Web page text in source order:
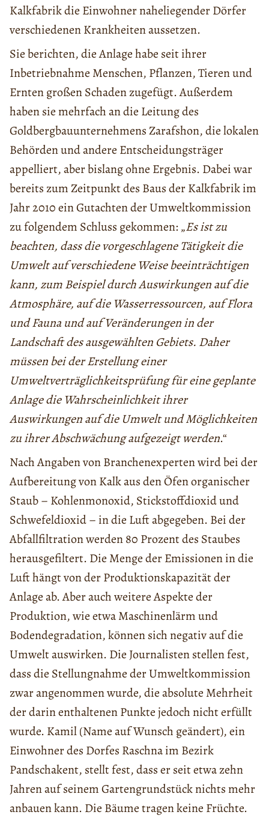
Kalkfabrik die Einwohner naheliegender Dörfer
verschiedenen Krankheiten aussetzen.
Sie berichten, die Anlage habe seit ihrer
Inbetriebnahme Menschen, Pflanzen, Tieren und
Ernten großen Schaden zugefügt. Außerdem
haben sie mehrfach an die Leitung des
Goldbergbauunternehmens Zarafshon, die lokalen
Behörden und andere Entscheidungsträger
appelliert, aber bislang ohne Ergebnis. Dabei war
bereits zum Zeitpunkt des Baus der Kalkfabrik im
Jahr 2010 ein Gutachten der Umweltkommission
zu folgendem Schluss gekommen: „Es ist zu
beachten, dass die vorgeschlagene Tätigkeit die
Umwelt auf verschiedene Weise beeinträchtigen
kann, zum Beispiel durch Auswirkungen auf die
Atmosphäre, auf die Wasserressourcen, auf Flora
und Fauna und auf Veränderungen in der
Landschaft des ausgewählten Gebiets. Daher
müssen bei der Erstellung einer
Umweltverträglichkeitsprüfung für eine geplante
Anlage die Wahrscheinlichkeit ihrer
Auswirkungen auf die Umwelt und Möglichkeiten
zu ihrer Abschwächung aufgezeigt werden.“
Nach Angaben von Branchenexperten wird bei der
Aufbereitung von Kalk aus den Öfen organischer
Staub – Kohlenmonoxid, Stickstoffdioxid und
Schwefeldioxid – in die Luft abgegeben. Bei der
Abfallfiltration werden 80 Prozent des Staubes
herausgefiltert. Die Menge der Emissionen in die
Luft hängt von der Produktionskapazität der
Anlage ab. Aber auch weitere Aspekte der
Produktion, wie etwa Maschinenlärm und
Bodendegradation, können sich negativ auf die
Umwelt auswirken. Die Journalisten stellen fest,
dass die Stellungnahme der Umweltkommission
zwar angenommen wurde, die absolute Mehrheit
der darin enthaltenen Punkte jedoch nicht erfüllt
wurde. Kamil (Name auf Wunsch geändert), ein
Einwohner des Dorfes Raschna im Bezirk
Pandschakent, stellt fest, dass er seit etwa zehn
Jahren auf seinem Gartengrundstück nichts mehr
anbauen kann. Die Bäume tragen keine Früchte.